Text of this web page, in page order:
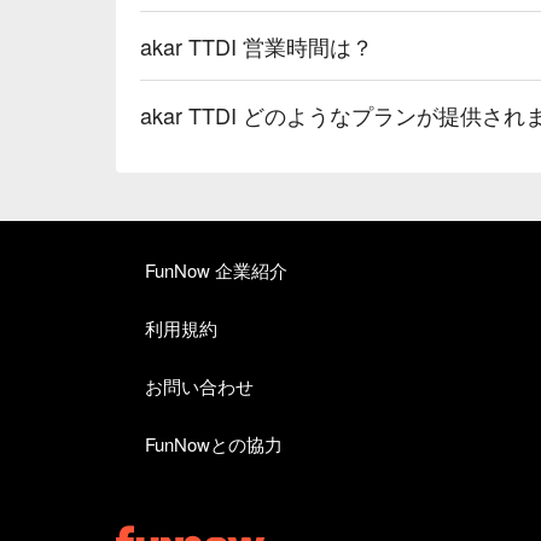
akar TTDI 営業時間は？
akar TTDI どのようなプランが提供され
FunNow 企業紹介
利用規約
お問い合わせ
FunNowとの協力